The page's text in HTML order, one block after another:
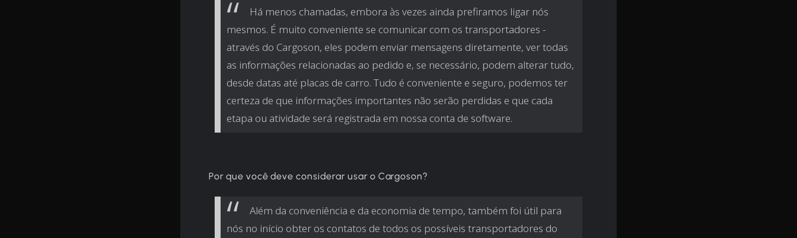
Há menos chamadas, embora às vezes ainda prefiramos ligar nós
mesmos. É muito conveniente se comunicar com os transportadores -
através do Cargoson, eles podem enviar mensagens diretamente, ver todas
as informações relacionadas ao pedido e, se necessário, podem alterar tudo,
desde datas até placas de carro. Tudo é conveniente e seguro, podemos ter
certeza de que informações importantes não serão perdidas e que cada
etapa ou atividade será registrada em nossa conta de software.
Por que você deve considerar usar o Cargoson?
Além da conveniência e da economia de tempo, também foi útil para
nós no início obter os contatos de todos os possíveis transportadores do